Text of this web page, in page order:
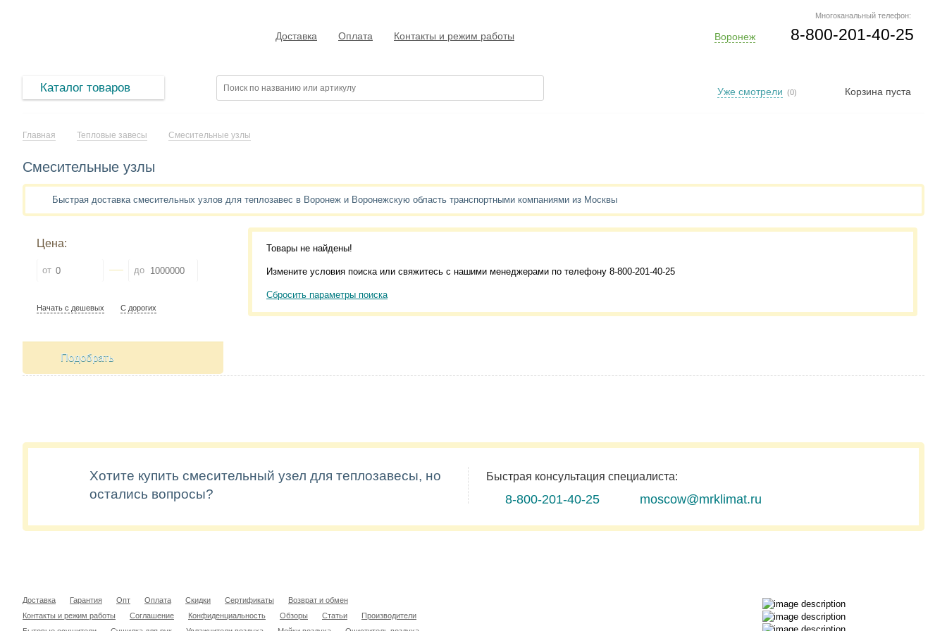
Многоканальный телефон:
8-800-201-40-25
Воронеж
Доставка Оплата Контакты и режим работы
Каталог товаров Корзина пуста
Уже смотрели (0)
Главная Тепловые завесы Смесительные узлы
Смесительные узлы
Быстрая доставка смесительных узлов для теплозавес в Воронеж и Воронежскую область транспортными компаниями из Москвы
Цена:
от до
Начать с дешевых С дорогих
Подобрать
Товары не найдены!
Измените условия поиска или свяжитесь с нашими менеджерами по телефону 8-800-201-40-25
Сбросить параметры поиска
Хотите купить смесительный узел для теплозавесы, но
остались вопросы?
Быстрая консультация специалиста:
8-800-201-40-25 moscow@mrklimat.ru
Доставка Гарантия Опт Оплата Скидки Сертификаты
Возврат и обмен
Контакты и режим работы
Соглашение Конфиденциальность Обзоры Статьи
Производители